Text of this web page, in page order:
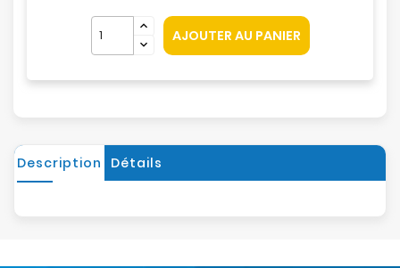
AJOUTER AU PANIER
Description Détails